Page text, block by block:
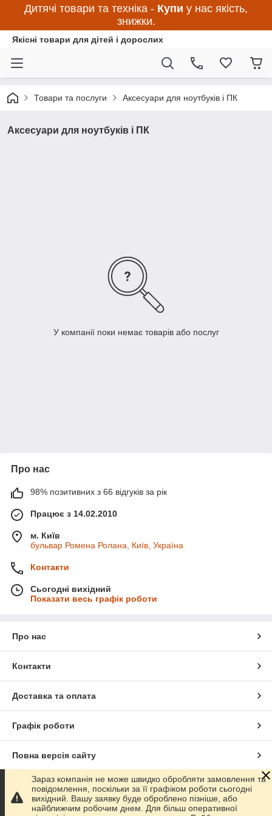
Дитячі товари та техніка - Купи у нас якість,
знижки.
Якісні товари для дітей і дорослих
Товари та послуги Аксесуари для ноутбуків і ПК
Аксесуари для ноутбуків і ПК
У компанії поки немає товарів або послуг
Про нас
98% позитивних з 66 відгуків за рік
Працює з 14.02.2010
м. Київ
бульвар Ромена Ролана, Київ, Україна
Контакти
Сьогодні вихідний
Показати весь графік роботи
Про нас
Контакти
Доставка та оплата
Графік роботи
Повна версія сайту
Сайт створено на маркетплейсіProm.ua
Зараз компанія не може швидко обробляти замовлення та
повідомлення, поскільки за її графіком роботи сьогодні
вихідний. Вашу заявку буде оброблено пізніше, або
найближчим робочим днем. Для більш оперативної